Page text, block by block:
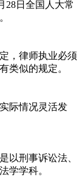
28日全国人大常
，律师执业必须
类似的规定。
际情况灵活发
以刑事诉讼法、
学学科。